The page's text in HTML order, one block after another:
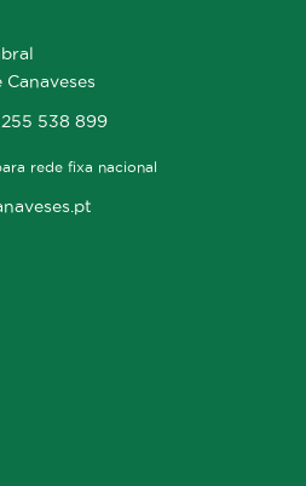
538 899
rede fixa nacional